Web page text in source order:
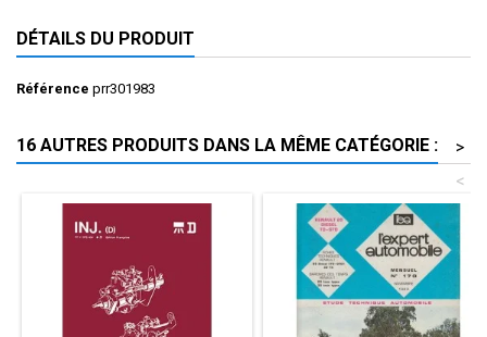
DÉTAILS DU PRODUIT
Référence prr301983
16 AUTRES PRODUITS DANS LA MÊME CATÉGORIE :
>
<